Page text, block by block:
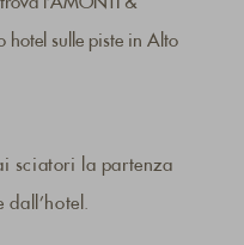
hotel sulle piste in Alto
sciatori la partenza